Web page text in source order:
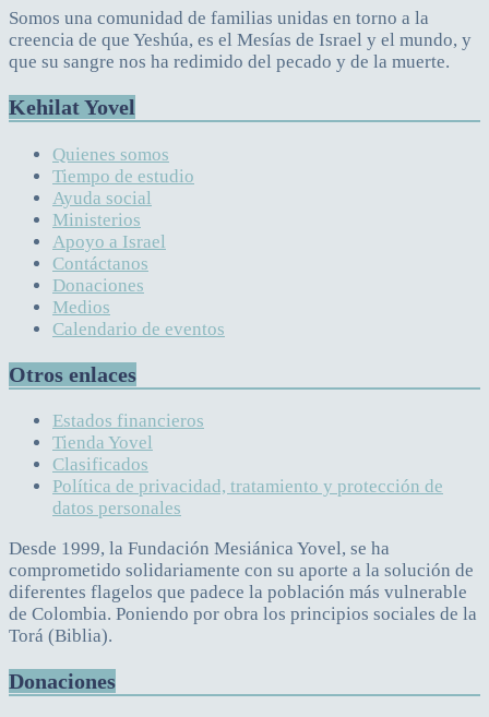
Somos una comunidad de familias unidas en torno a la
creencia de que Yeshúa, es el Mesías de Israel y el mundo, y
que su sangre nos ha redimido del pecado y de la muerte.
Kehilat Yovel
Quienes somos
Tiempo de estudio
Ayuda social
Ministerios
Apoyo a Israel
Contáctanos
Donaciones
Medios
Calendario de eventos
Otros enlaces
Estados financieros
Tienda Yovel
Clasificados
Política de privacidad, tratamiento y protección de
datos personales
Desde 1999, la Fundación Mesiánica Yovel, se ha
comprometido solidariamente con su aporte a la solución de
diferentes flagelos que padece la población más vulnerable
de Colombia. Poniendo por obra los principios sociales de la
Torá (Biblia).
Donaciones